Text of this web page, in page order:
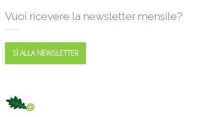
Vuoi ricevere la newsletter mensile?
SÌ ALLA NEWSLETTER